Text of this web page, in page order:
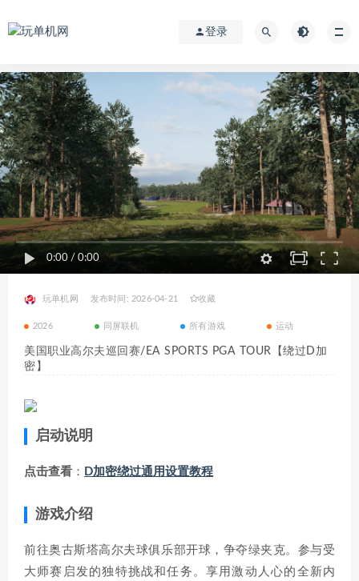
登录
0:00 / 0:00
玩单机网 发布时间: 2026-04-21 收藏
2026 同屏联机 所有游戏 运动
美国职业高尔夫巡回赛/EA SPORTS PGA TOUR【绕过D加
密】
启动说明
点击查看 ： D加密绕过通用设置教程
游戏介绍
前往奥古斯塔高尔夫球俱乐部开球，争夺绿夹克。参与受
大师赛启发的独特挑战和任务。享用激动人心的全新内